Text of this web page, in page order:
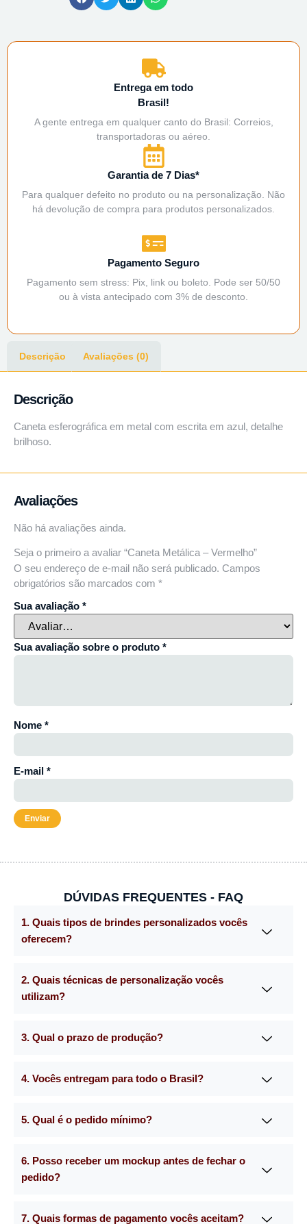
Entrega em todo
Brasil!
A gente entrega em qualquer canto do Brasil: Correios,
transportadoras ou aéreo.
Garantia de 7 Dias*
Para qualquer defeito no produto ou na personalização. Não
há devolução de compra para produtos personalizados.
Pagamento Seguro
Pagamento sem stress: Pix, link ou boleto. Pode ser 50/50
ou à vista antecipado com 3% de desconto.
Descrição Avaliações (0)
Descrição
Caneta esferográfica em metal com escrita em azul, detalhe
brilhoso.
Avaliações
Não há avaliações ainda.
Seja o primeiro a avaliar “Caneta Metálica – Vermelho”
O seu endereço de e-mail não será publicado. Campos
obrigatórios são marcados com *
Sua avaliação *
Sua avaliação sobre o produto *
Nome *
E-mail *
DÚVIDAS FREQUENTES - FAQ
1. Quais tipos de brindes personalizados vocês
oferecem?
2. Quais técnicas de personalização vocês
utilizam?
3. Qual o prazo de produção?
4. Vocês entregam para todo o Brasil?
5. Qual é o pedido mínimo?
6. Posso receber um mockup antes de fechar o
pedido?
7. Quais formas de pagamento vocês aceitam?